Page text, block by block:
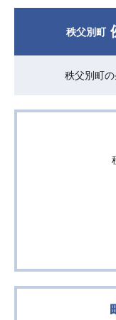
秩父別町
秩父別町